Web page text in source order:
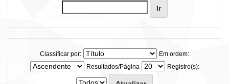
Classificar por:
Em ordem:
Resultados/Página
Registro(s):